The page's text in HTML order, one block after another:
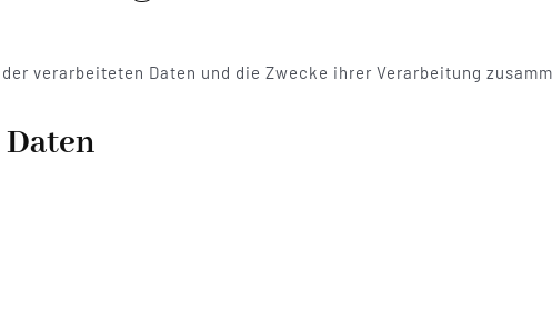
verarbeiteten Daten und die Zwecke ihrer Verarbeitung